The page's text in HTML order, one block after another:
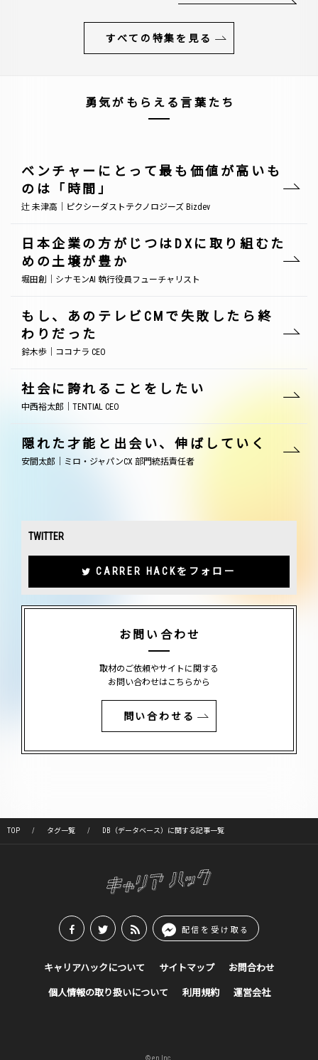
すべての特集を見る
勇気がもらえる言葉たち
ベンチャーにとって最も価値が高いも
のは「時間」
辻 未津高｜ピクシーダストテクノロジーズ Bizdev
日本企業の方がじつはDXに取り組むた
めの土壌が豊か
堀田創｜シナモンAI 執行役員フューチャリスト
もし、あのテレビCMで失敗したら終
わりだった
鈴木歩｜ココナラ CEO
社会に誇れることをしたい
中西裕太郎｜TENTIAL CEO
隠れた才能と出会い、伸ばしていく
安間太郎｜ミロ・ジャパンCX 部門統括責任者
TWITTER
CARRER HACKをフォロー
お問い合わせ
取材のご依頼やサイトに関する
お問い合わせはこちらから
問い合わせる
TOP タグ一覧 DB（データベース）に関する記事一覧
配信を受け取る
キャリアハックについて サイトマップ お問合わせ
個人情報の取り扱いについて 利用規約 運営会社